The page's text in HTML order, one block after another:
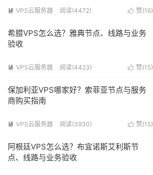
 赞(16)
 VPS云服务器 阅读(4472)
希腊VPS怎么选？雅典节点、线路与业务
验收
 赞(15)
 VPS云服务器 阅读(4423)
保加利亚VPS哪家好？索菲亚节点与服务
商购买指南
 赞(15)
 VPS云服务器 阅读(3930)
阿根廷VPS怎么选？布宜诺斯艾利斯节
点、线路与业务验收